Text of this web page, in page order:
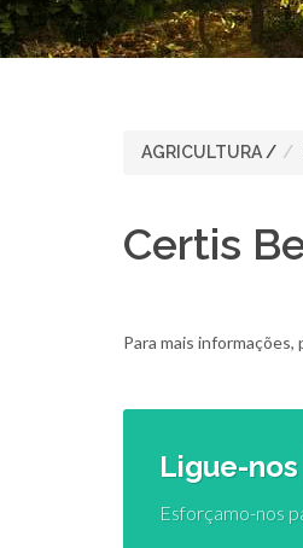
AGRICULTURA /
Certis
Para mais
Ligue-nos
Esforçamo-nos